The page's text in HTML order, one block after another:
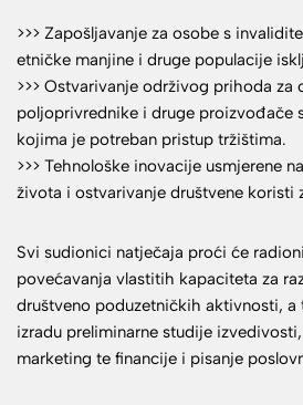
>>> Zapošljavanje za osobe s
etničke manjine i druge populacije
>>> Ostvarivanje održivog prihoda za
poljoprivrednike i druge proizvođače
kojima je potreban pristup tržištima.
>>> Tehnološke inovacije usmjerene
života i ostvarivanje društvene koristi
Svi sudionici natječaja proći će
povećavanja vlastitih kapaciteta za
društveno poduzetničkih aktivnosti, a
izradu preliminarne studije
marketing te financije i pisanje